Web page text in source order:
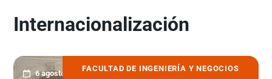
Internacionalización
FACULTAD DE INGENIERÍA Y NEGOCIOS
6 agosto, 2026